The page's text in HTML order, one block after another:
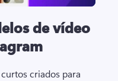
de vídeo
criados para